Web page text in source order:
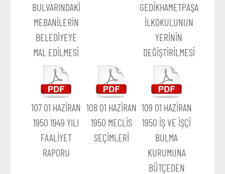
BULVARINDAKİ
MEBANİLERİN
BELEDİYEYE
MAL EDİLMESİ
GEDİKHAMETPAŞA
İLKOKULUNUN
YERİNİN
DEĞİŞTİRİLMESİ
107 01 HAZİRAN
1950 1949 YILI
FAALİYET
RAPORU
108 01 HAZİRAN
1950 MECLİS
SEÇİMLERİ
109 01 HAZİRAN
1950 İŞ VE İŞÇİ
BULMA
KURUMUNA
BÜTÇEDEN